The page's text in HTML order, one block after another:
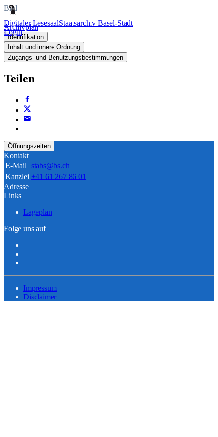
Digitaler LesesaalStaatsarchiv Basel-Stadt
Login
Bild
Archivplan
Identifikation
Inhalt und innere Ordnung
Zugangs- und Benutzungsbestimmungen
Teilen
Öffnungszeiten
Kontakt
E-Mail stabs@bs.ch
Kanzlei +41 61 267 86 01
Adresse
Links
Lageplan
Folge uns auf
Impressum
Disclaimer